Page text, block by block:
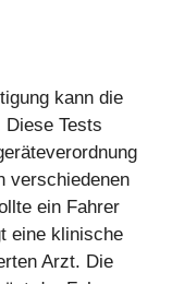
kann die
Diese Tests
verschiedenen
ein Fahrer
eine klinische
Arzt. Die